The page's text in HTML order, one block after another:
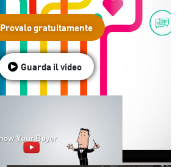
Provalo gratuitamente
Guarda il video